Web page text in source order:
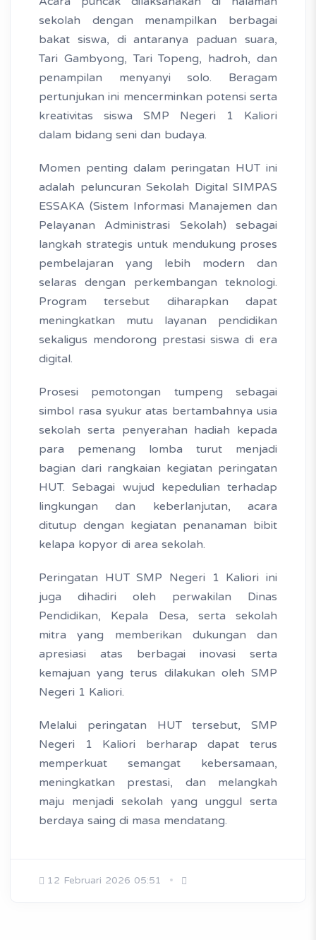
sekolah dengan menampilkan berbagai
bakat siswa, di antaranya paduan suara,
Tari Gambyong, Tari Topeng, hadroh, dan
penampilan menyanyi solo. Beragam
pertunjukan ini mencerminkan potensi serta
kreativitas siswa SMP Negeri 1 Kaliori
dalam bidang seni dan budaya.
Momen penting dalam peringatan HUT ini
adalah peluncuran Sekolah Digital SIMPAS
ESSAKA (Sistem Informasi Manajemen dan
Pelayanan Administrasi Sekolah) sebagai
langkah strategis untuk mendukung proses
pembelajaran yang lebih modern dan
selaras dengan perkembangan teknologi.
Program tersebut diharapkan dapat
meningkatkan mutu layanan pendidikan
sekaligus mendorong prestasi siswa di era
digital.
Prosesi pemotongan tumpeng sebagai
simbol rasa syukur atas bertambahnya usia
sekolah serta penyerahan hadiah kepada
para pemenang lomba turut menjadi
bagian dari rangkaian kegiatan peringatan
HUT. Sebagai wujud kepedulian terhadap
lingkungan dan keberlanjutan, acara
ditutup dengan kegiatan penanaman bibit
kelapa kopyor di area sekolah.
Peringatan HUT SMP Negeri 1 Kaliori ini
juga dihadiri oleh perwakilan Dinas
Pendidikan, Kepala Desa, serta sekolah
mitra yang memberikan dukungan dan
apresiasi atas berbagai inovasi serta
kemajuan yang terus dilakukan oleh SMP
Negeri 1 Kaliori.
Melalui peringatan HUT tersebut, SMP
Negeri 1 Kaliori berharap dapat terus
memperkuat semangat kebersamaan,
meningkatkan prestasi, dan melangkah
maju menjadi sekolah yang unggul serta
berdaya saing di masa mendatang.
12 Februari 2026 05:51